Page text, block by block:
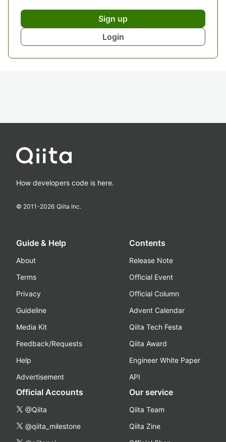
Sign up
Login
How developers code is here.
© 2011-2026 Qiita Inc.
Guide & Help
About
Terms
Privacy
Guideline
Media Kit
Feedback/Requests
Help
Advertisement
Contents
Release Note
Official Event
Official Column
Advent Calendar
Qiita Tech Festa
Qiita Award
Engineer White Paper
API
Official Accounts
@Qiita
@qiita_milestone
Our service
Qiita Team
Qiita Zine